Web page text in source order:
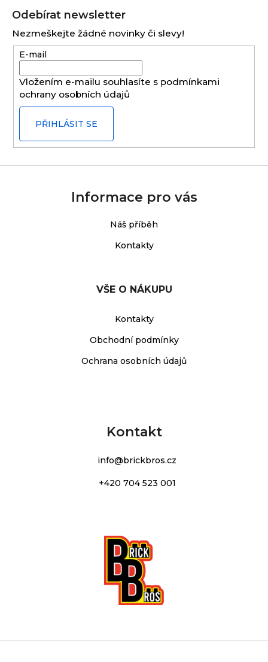
Odebírat newsletter
Nezmeškejte žádné novinky či slevy!
E-mail
Vložením e-mailu souhlasíte s podmínkami
ochrany osobních údajů
PŘIHLÁSIT SE
Informace pro vás
Náš příběh
Kontakty
VŠE O NÁKUPU
Kontakty
Obchodní podmínky
Ochrana osobních údajů
Kontakt
info@brickbros.cz
+420 704 523 001